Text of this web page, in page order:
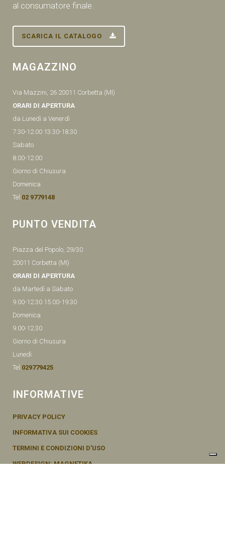
al consumatore finale.
SCARICA IL CATALOGO
MAGAZZINO
Via Mazzini, 26 20011 Corbetta (MI)
ORARI DI APERTURA
da Lunedì a Venerdì
7.30-12.00 13.30-18.30
Sabato
8.00-12.00
Giorno di Chiusura
Domenica
Tel:02 9779148
PUNTO VENDITA
Piazza del Popolo, 29/30
20011 Corbetta (MI)
ORARI DI APERTURA
da Martedì a Sabato
9.00-12.30 15.00-19.30
Domenica
9.00-12.30
Giorno di Chiusura
Lunedì
Tel:029779425
INFORMATIVE
PRIVACY POLICY
INFORMATIVA SUI COOKIES
TERMINI E CONDIZIONI D’USO
WEBDESIGN: MAGNETIKA